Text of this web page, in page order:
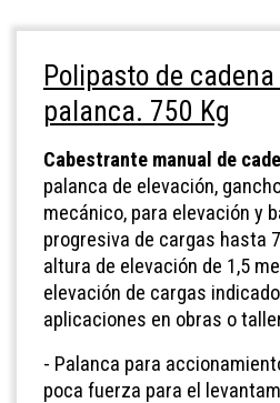
Polipasto de
palanca. 750 Kg
Cabestrante manual de
palanca de elevación,
mecánico, para elevación y
progresiva de cargas hasta
altura de elevación de 1,5
elevación de cargas
aplicaciones en obras o
- Palanca para
poca fuerza para el